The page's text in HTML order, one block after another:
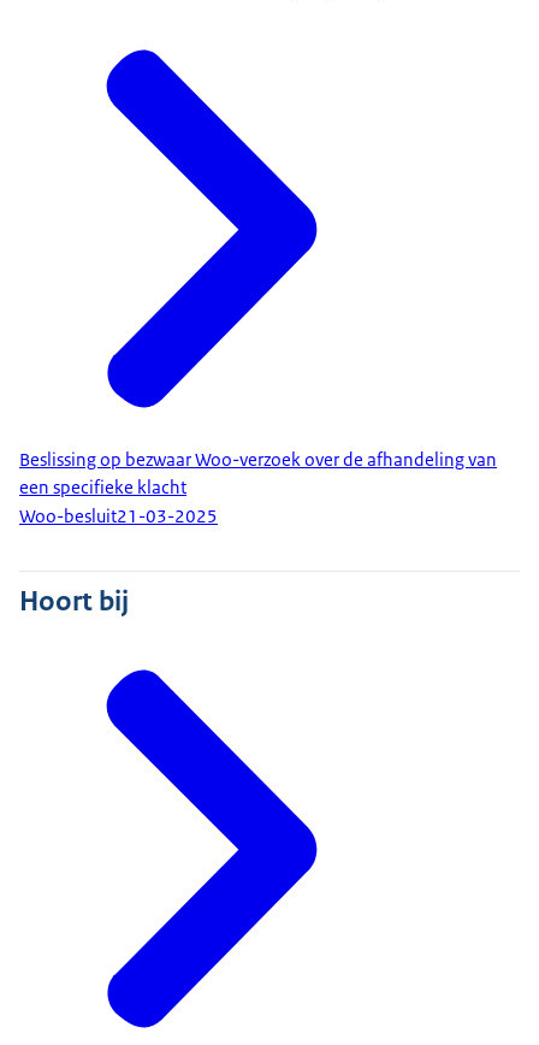
Beslissing op bezwaar Woo-verzoek over de afhandeling van
een specifieke klacht
Woo-besluit21-03-2025
Hoort bij